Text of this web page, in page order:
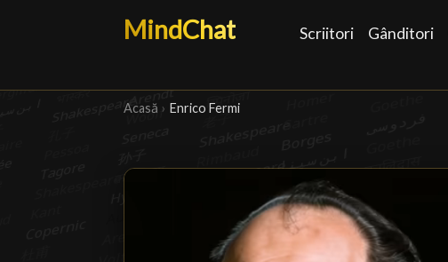
MindChat Scriitori Gânditori
Acasă › Enrico Fermi